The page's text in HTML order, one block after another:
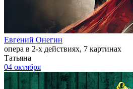
Евгений Онегин
опера в 2-х действиях, 7 картинах
Татьяна
04 октября